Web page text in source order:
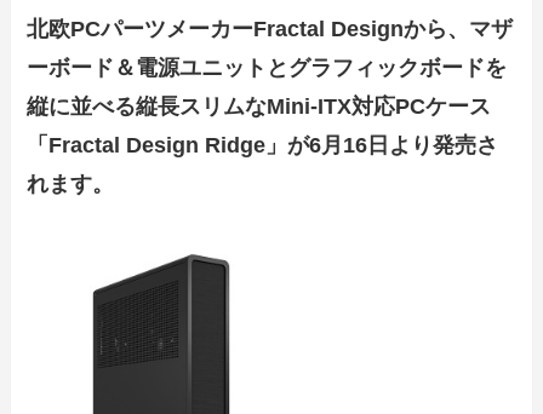
北欧PCパーツメーカーFractal Designから、マザ
ーボード＆電源ユニットとグラフィックボードを
縦に並べる縦長スリムなMini-ITX対応PCケース
「Fractal Design Ridge」が6月16日より発売さ
れます。